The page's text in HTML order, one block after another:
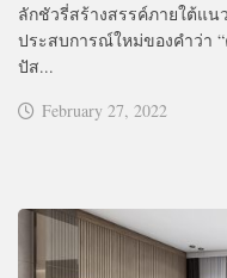
ลักชัวรี่สร้างสรรค์ภายใต้แนว
ประสบการณ์ใหม่ของคำว่า
ปัส...
February 27, 2022